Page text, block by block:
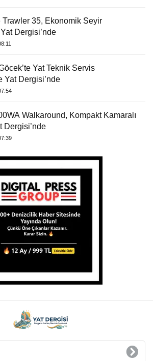
Trawler 35, Ekonomik Seyir
Dergisi’nde
Yat Teknik Servis
Yat Dergisi’nde
Walkaround, Kompakt Kamaralı
Dergisi’nde